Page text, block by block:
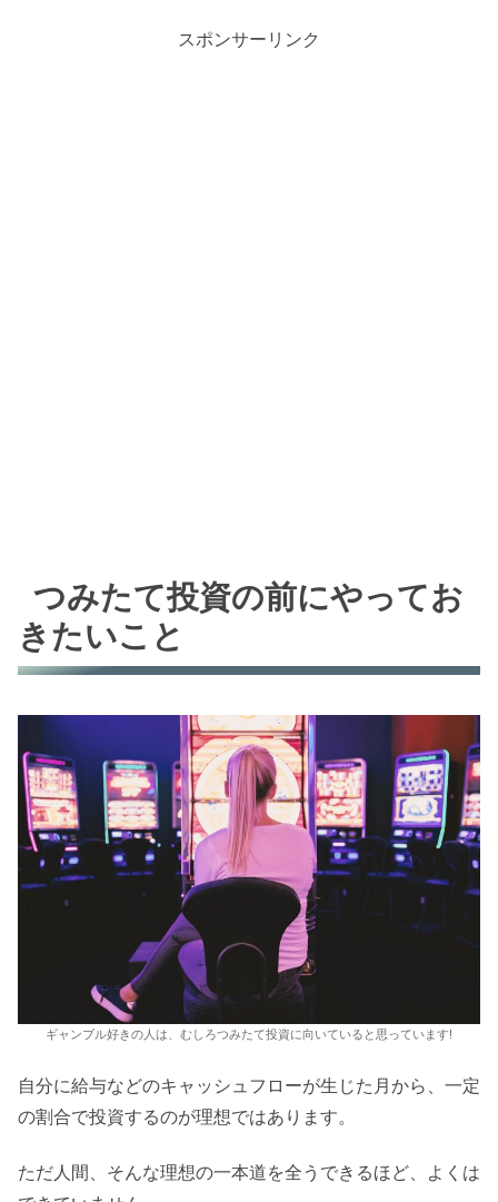
スポンサーリンク
つみたて投資の前にやってお
きたいこと
ギャンブル好きの人は、むしろつみたて投資に向いていると思っています!
自分に給与などのキャッシュフローが生じた月から、一定
の割合で投資するのが理想ではあります。
ただ人間、そんな理想の一本道を全うできるほど、よくは